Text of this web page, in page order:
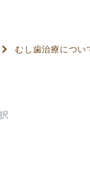
むし歯治療につい